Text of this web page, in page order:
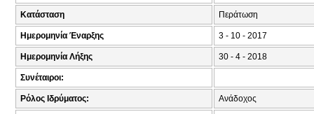
Κατάσταση Περάτωση
Ημερομηνία Έναρξης 3 - 10 - 2017
Ημερομηνία Λήξης 30 - 4 - 2018
Συνέταιροι:
Ρόλος Ιδρύματος: Ανάδοχος